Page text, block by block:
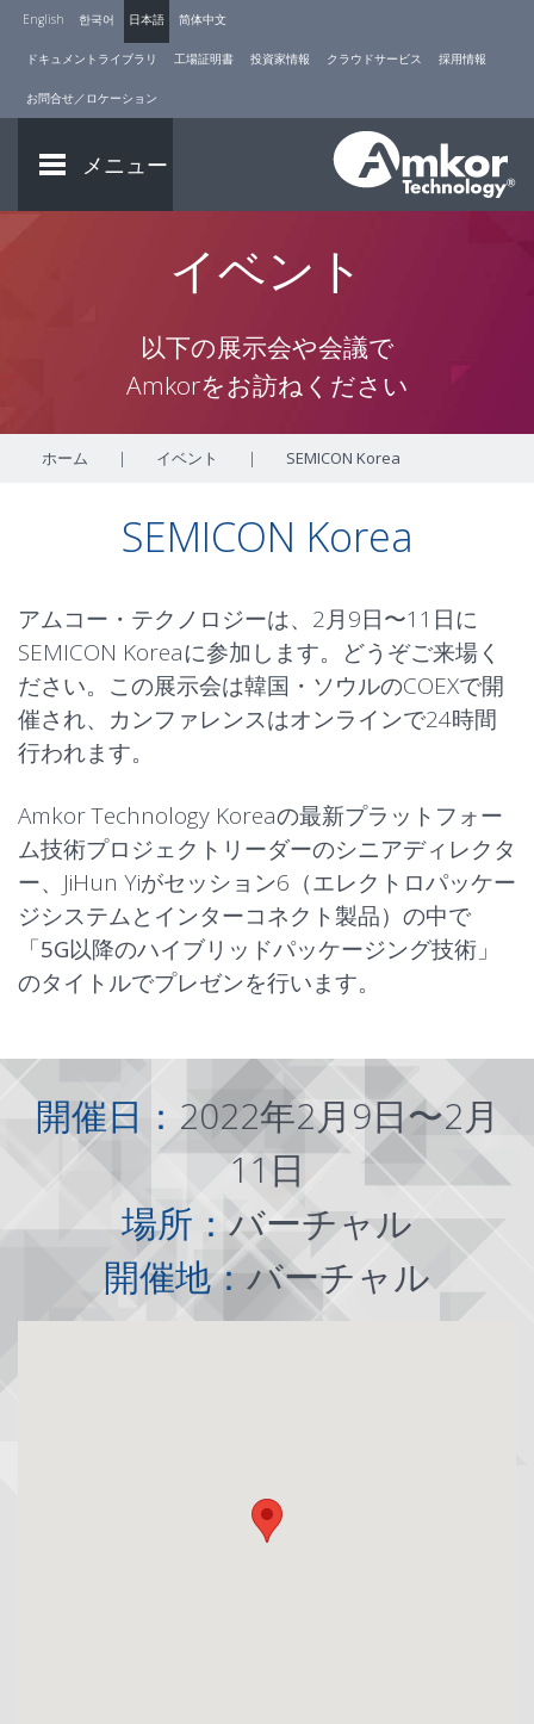
English 한국어 日本語 简体中文
ドキュメントライブラリ 工場証明書 投資家情報 クラウドサービス 採用情報
お問合せ／ロケーション
メニュー
イベント
以下の展示会や会議で
Amkorをお訪ねください
ホーム | イベント | SEMICON Korea
SEMICON Korea
アムコー・テクノロジーは、2月9日〜11日に
SEMICON Koreaに参加します。どうぞご来場く
ださい。この展示会は韓国・ソウルのCOEXで開
催され、カンファレンスはオンラインで24時間
行われます。
Amkor Technology Koreaの最新プラットフォー
ム技術プロジェクトリーダーのシニアディレクタ
ー、JiHun Yiがセッション6（エレクトロパッケー
ジシステムとインターコネクト製品）の中で
「5G以降のハイブリッドパッケージング技術 」
のタイトルでプレゼンを行います。
開催日： 2022年2月9日〜2月
11日
場所：バーチャル
開催地：バーチャル